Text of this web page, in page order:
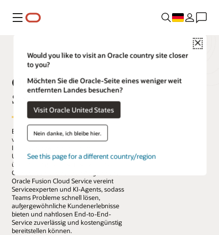
Menü
Close
Would you like to visit an Oracle country site closer
to you?
Möchten Sie die Oracle-Seite eines weniger weit
entfernten Landes besuchen?
Visit Oracle United States
Nein danke, ich bleibe hier.
See this page for a different country/region
Oracle Fusion Cloud
Service
Ein herausragender Service ist das
verbindende Element bei jeder
Interaktion zwischen einem
Unternehmen und seinen Kunden, sei es
über den digitalen Self-Service, das
Contact Center oder den Außendienst.
Oracle Fusion Cloud Service vereint
Serviceexperten und KI-Agents, sodass
Teams Probleme schnell lösen,
außergewöhnliche Kundenerlebnisse
bieten und nahtlosen End-to-End-
Service zuverlässig und kostengünstig
bereitstellen können.